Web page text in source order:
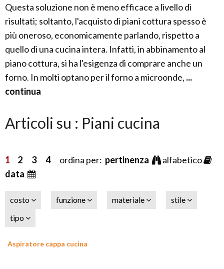
Questa soluzione non è meno efficace a livello di
risultati; soltanto, l'acquisto di piani cottura spesso è
più oneroso, economicamente parlando, rispetto a
quello di una cucina intera. Infatti, in abbinamento al
piano cottura, si ha l'esigenza di comprare anche un
forno. In molti optano per il forno a microonde, ...
continua
Articoli su : Piani cucina
1 2 3 4ordina per: pertinenza
alfabetico
data
costo funzione materiale
stile
tipo
Aspiratore cappa cucina